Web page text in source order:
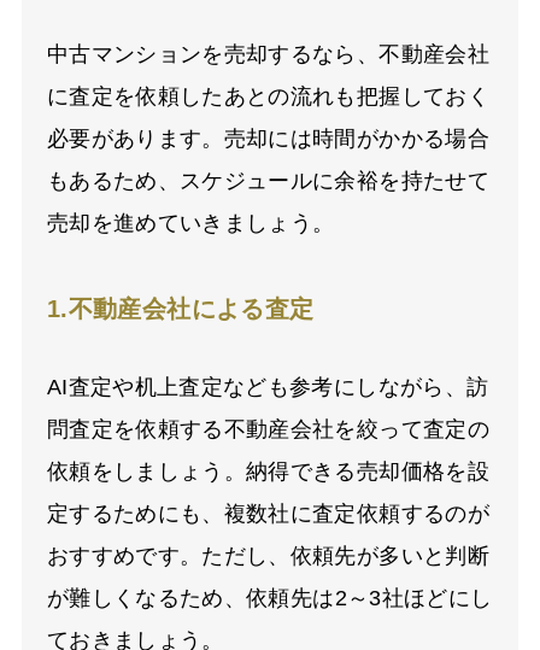
中古マンションを売却するなら、不動産会社
に査定を依頼したあとの流れも把握しておく
必要があります。売却には時間がかかる場合
もあるため、スケジュールに余裕を持たせて
売却を進めていきましょう。
1.不動産会社による査定
AI査定や机上査定なども参考にしながら、訪
問査定を依頼する不動産会社を絞って査定の
依頼をしましょう。納得できる売却価格を設
定するためにも、複数社に査定依頼するのが
おすすめです。ただし、依頼先が多いと判断
が難しくなるため、依頼先は2～3社ほどにし
ておきましょう。